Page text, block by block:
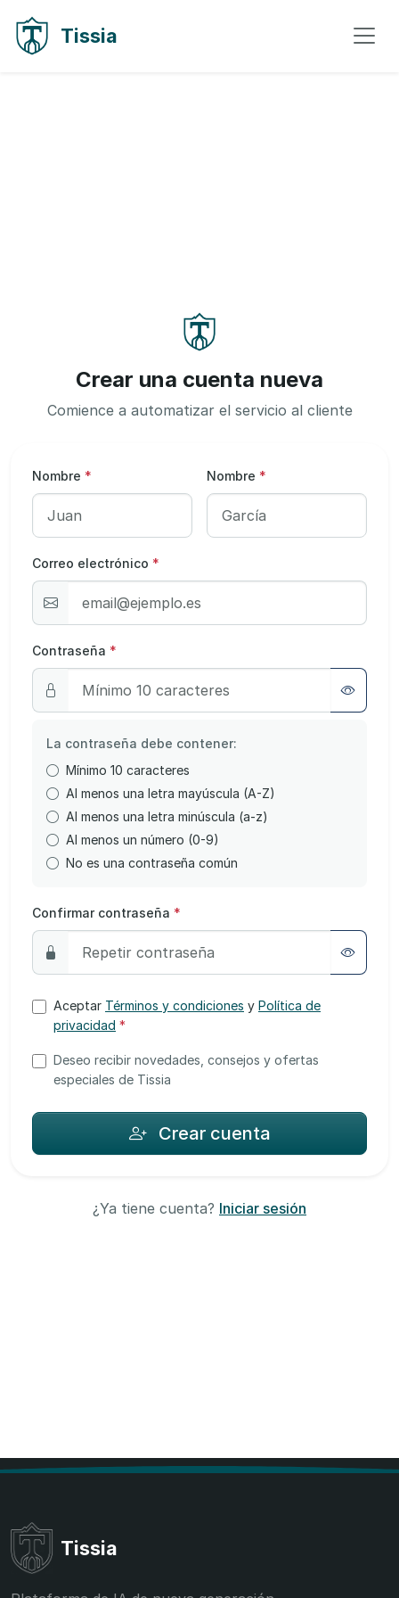
Tissia
Crear una cuenta nueva
Comience a automatizar el servicio al cliente
Nombre * Nombre *
Correo electrónico *
Contraseña *
La contraseña debe contener:
Mínimo 10 caracteres
Al menos una letra mayúscula (A-Z)
Al menos una letra minúscula (a-z)
Al menos un número (0-9)
No es una contraseña común
Confirmar contraseña *
Aceptar Términos y condiciones y Política de
privacidad *
Deseo recibir novedades, consejos y ofertas
especiales de Tissia
Crear cuenta
¿Ya tiene cuenta? Iniciar sesión
Tissia